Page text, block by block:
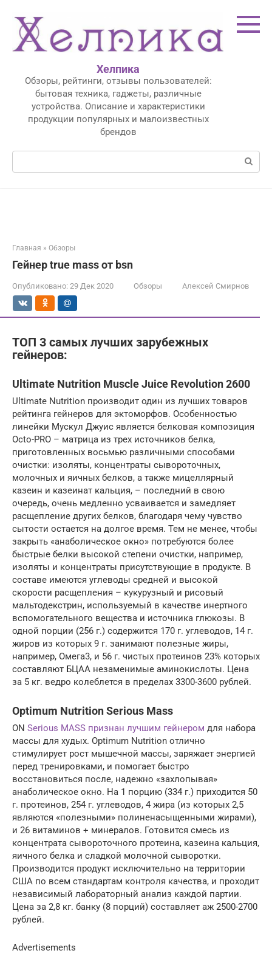
контенту
Хелпика
Обзоры, рейтинги, отзывы пользователей:
бытовая техника, гаджеты, различные
устройства. Описание и характеристики
продукции популярных и малоизвестных
брендов
Поиск:
Главная » Обзоры
Гейнер true mass от bsn
Опубликовано: 29 Дек 2020 Обзоры Алексей Смирнов
ТОП 3 самых лучших зарубежных
гейнеров:
Ultimate Nutrition Muscle Juice Revolution 2600
Ultimate Nutrition производит один из лучших товаров
рейтинга гейнеров для эктоморфов. Особенностью
линейки Мускул Джуис является белковая композиция
Octo-PRO – матрица из трех источников белка,
приготовленных восьмью различными способами
очистки: изоляты, концентраты сывороточных,
молочных и яичных белков, а также мицеллярный
казеин и казеинат кальция, – последний в свою
очередь, очень медленно усваивается и замедляет
расщепление других белков, благодаря чему чувство
сытости остается на долгое время. Тем не менее, чтобы
закрыть «анаболическое окно» потребуются более
быстрые белки высокой степени очистки, например,
изоляты и концентраты присутствующие в продукте. В
составе имеются углеводы средней и высокой
скорости расщепления – кукурузный и рисовый
мальтодекстрин, используемый в качестве инертного
вспомогательного вещества и источника глюкозы. В
одной порции (256 г.) содержится 170 г. углеводов, 14 г.
жиров из которых 9 г. занимают полезные жиры,
например, Омега3, и 56 г. чистых протеинов 23% которых
составляют БЦАА незаменимые аминокислоты. Цена
за 5 кг. ведро колеблется в пределах 3300-3600 рублей.
Optimum Nutrition Serious Mass
ON Serious MASS признан лучшим гейнером для набора
массы для худых. Optimum Nutrition отлично
стимулирует рост мышечной массы, заряжает энергией
перед тренировками, и помогает быстро
восстановиться после, надежно «захлопывая»
анаболическое окно. На 1 порцию (334 г.) приходится 50
г. протеинов, 254 г. углеводов, 4 жира (из которых 2,5
являются «полезными» полиненасыщенными жирами),
и 26 витаминов + минералов. Готовится смесь из
концентрата сывороточного протеина, казеина кальция,
яичного белка и сладкой молочной сыворотки.
Производится продукт исключительно на территории
США по всем стандартам контроля качества, и проходит
независимый лабораторный анализ каждой партии.
Цена за 2,8 кг. банку (8 порций) составляет аж 2500-2700
рублей.
Advertisements